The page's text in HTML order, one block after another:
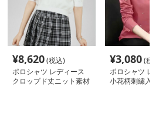
¥8,620(税込)
ポロシャツ レディース
クロップド丈ニット素材
¥3,080(税
ポロシャツ レ
小花柄刺繍入